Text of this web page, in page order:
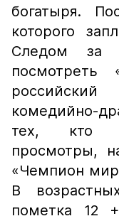
богатыря.
которого
Следом за
российский
комедийно-
тех, кто
просмотры,
«Чемпион
В
пометка 12